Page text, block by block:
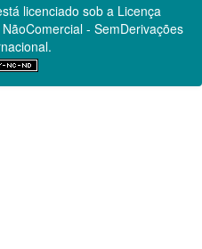
licenciado sob a Licença
- SemDerivações